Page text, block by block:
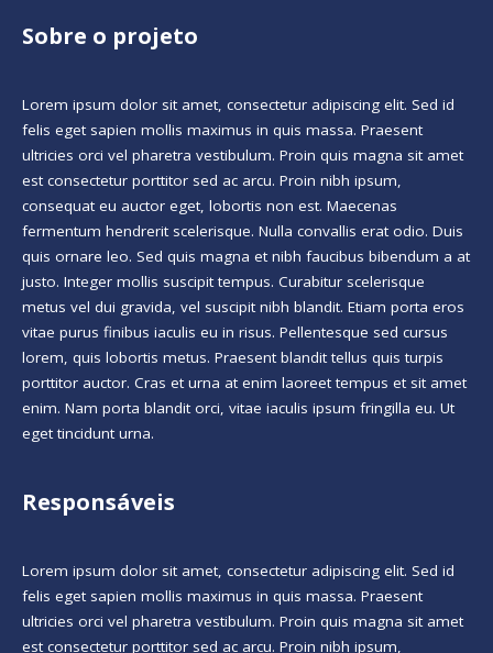
Sobre o projeto
Lorem ipsum dolor sit amet, consectetur adipiscing elit. Sed id
felis eget sapien mollis maximus in quis massa. Praesent
ultricies orci vel pharetra vestibulum. Proin quis magna sit amet
est consectetur porttitor sed ac arcu. Proin nibh ipsum,
consequat eu auctor eget, lobortis non est. Maecenas
fermentum hendrerit scelerisque. Nulla convallis erat odio. Duis
quis ornare leo. Sed quis magna et nibh faucibus bibendum a at
justo. Integer mollis suscipit tempus. Curabitur scelerisque
metus vel dui gravida, vel suscipit nibh blandit. Etiam porta eros
vitae purus finibus iaculis eu in risus. Pellentesque sed cursus
lorem, quis lobortis metus. Praesent blandit tellus quis turpis
porttitor auctor. Cras et urna at enim laoreet tempus et sit amet
enim. Nam porta blandit orci, vitae iaculis ipsum fringilla eu. Ut
eget tincidunt urna.
Responsáveis
Lorem ipsum dolor sit amet, consectetur adipiscing elit. Sed id
felis eget sapien mollis maximus in quis massa. Praesent
ultricies orci vel pharetra vestibulum. Proin quis magna sit amet
est consectetur porttitor sed ac arcu. Proin nibh ipsum,